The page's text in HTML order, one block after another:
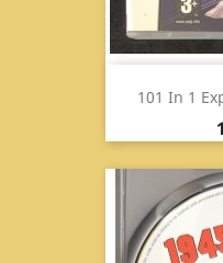
101 In 1